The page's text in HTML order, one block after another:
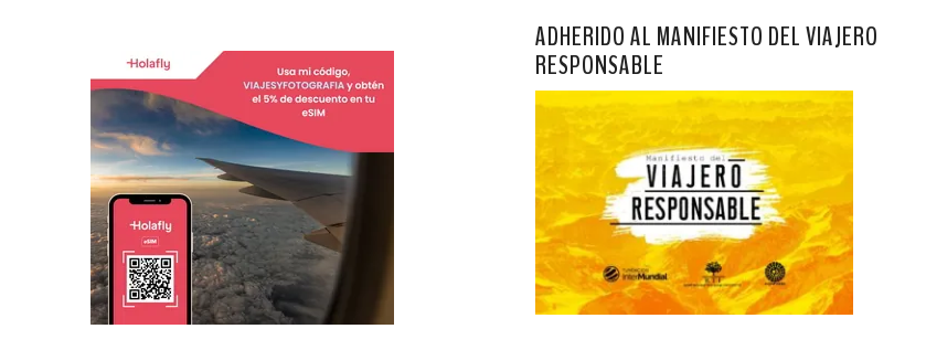
ADHERIDO AL MANIFIESTO DEL VIAJERO
RESPONSABLE